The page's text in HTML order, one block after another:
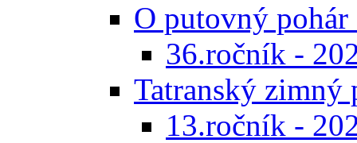
O putovný
36.ročník -
Tatranský zimný
13.ročník -